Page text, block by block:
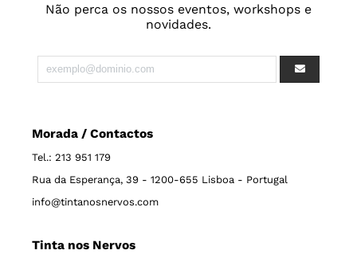
Não perca os nossos eventos, workshops e
novidades.
Morada / Contactos
Tel.: 213 951 179
Rua da Esperança, 39 - 1200-655 Lisboa - Portugal
info@tintanosnervos.com
Tinta nos Nervos